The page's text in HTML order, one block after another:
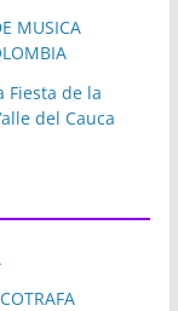
MUSICA
Fiesta de la
del Cauca